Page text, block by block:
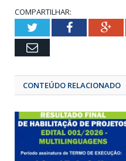
COMPARTILHAR:
Twitter
Email
CONTEÚDO RELACIONADO